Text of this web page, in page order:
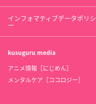
インフォマティブデータポリシ
ー
kusuguru media
アニメ情報［にじめん］
メンタルケア［ココロジー］